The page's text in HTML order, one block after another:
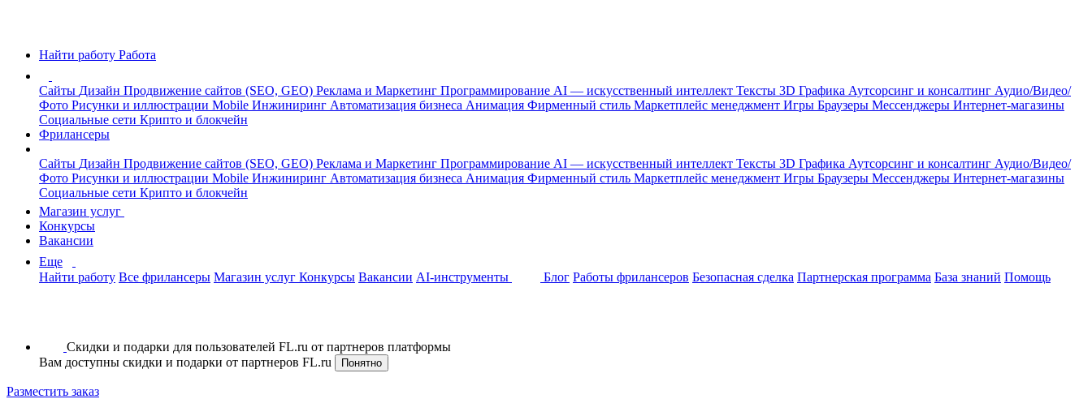
Найти работу Работа
Сайты Дизайн Продвижение сайтов (SEO, GEO) Реклама и Маркетинг Программирование AI — искусственный интеллект Тексты 3D Графика Аутсорсинг и консалтинг Аудио/Видео/
Фото Рисунки и иллюстрации Mobile Инжиниринг Автоматизация бизнеса Анимация Фирменный стиль Маркетплейс менеджмент Игры Браузеры Мессенджеры Интернет-магазины
Социальные сети Крипто и блокчейн
Фрилансеры
Сайты Дизайн Продвижение сайтов (SEO, GEO) Реклама и Маркетинг Программирование AI — искусственный интеллект Тексты 3D Графика Аутсорсинг и консалтинг Аудио/Видео/
Фото Рисунки и иллюстрации Mobile Инжиниринг Автоматизация бизнеса Анимация Фирменный стиль Маркетплейс менеджмент Игры Браузеры Мессенджеры Интернет-магазины
Социальные сети Крипто и блокчейн
Магазин услуг
Конкурсы
Вакансии
Еще
Найти работу Все фрилансеры Магазин услуг Конкурсы Вакансии AI-инструменты Блог Работы фрилансеров Безопасная сделка Партнерская программа База знаний Помощь
Скидки и подарки для пользователей FL.ru от партнеров платформы
Вам доступны скидки и подарки от партнеров FL.ru
Понятно
Разместить заказ